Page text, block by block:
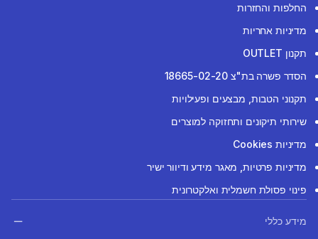
החלפות והחזרות
מדיניות אחריות
תקנון OUTLET
הסדר פשרה בת"צ 18665-02-20
תקנוני הטבות, מבצעים ופעילויות
שירותי תיקונים ותחזוקה למוצרים
מדיניות Cookies
מדיניות פרטיות, מאגר מידע ודיוור ישיר
פינוי פסולת חשמלית ואלקטרונית
מידע כללי